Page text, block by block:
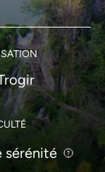
sérénité